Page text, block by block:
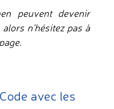
peuvent devenir
n’hésitez pas à
avec les